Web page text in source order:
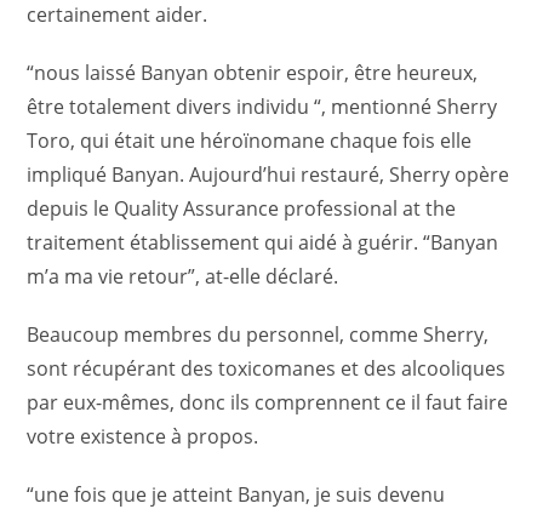
certainement aider.
“nous laissé Banyan obtenir espoir, être heureux,
être totalement divers individu “, mentionné Sherry
Toro, qui était une héroïnomane chaque fois elle
impliqué Banyan. Aujourd’hui restauré, Sherry opère
depuis le Quality Assurance professional at the
traitement établissement qui aidé à guérir. “Banyan
m’a ma vie retour”, at-elle déclaré.
Beaucoup membres du personnel, comme Sherry,
sont récupérant des toxicomanes et des alcooliques
par eux-mêmes, donc ils comprennent ce il faut faire
votre existence à propos.
“une fois que je atteint Banyan, je suis devenu